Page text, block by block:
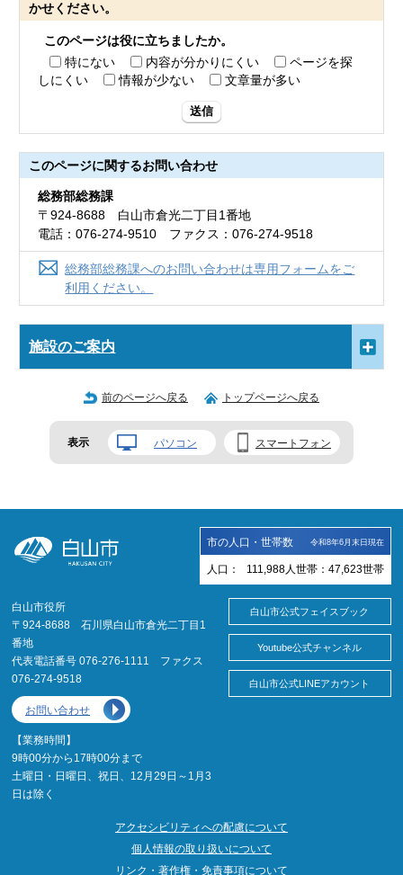
かせください。
このページは役に立ちましたか。
特にない
内容が分かりにくい
ページを探
しにくい
情報が少ない 文章量が多い
送信
このページに関するお問い合わせ
総務部総務課
〒924-8688 白山市倉光二丁目1番地
電話：076-274-9510 ファクス：076-274-9518
総務部総務課へのお問い合わせは専用フォームをご
利用ください。
施設のご案内
前のページへ戻る トップページへ戻る
表示 パソコン スマートフォン
市の人口・世帯数 令和8年6月末日現在
人口： 111,988 人 世帯： 47,623世帯
白山市役所
〒924-8688 石川県白山市倉光二丁目1
番地
代表電話番号 076-276-1111 ファクス
076-274-9518
お問い合わせ
【業務時間】
9時00分から17時00分まで
土曜日・日曜日、祝日、12月29日～1月3
日は除く
白山市公式フェイスブック
Youtube公式チャンネル
白山市公式LINEアカウント
アクセシビリティへの配慮について
個人情報の取り扱いについて
リンク・著作権・免責事項について